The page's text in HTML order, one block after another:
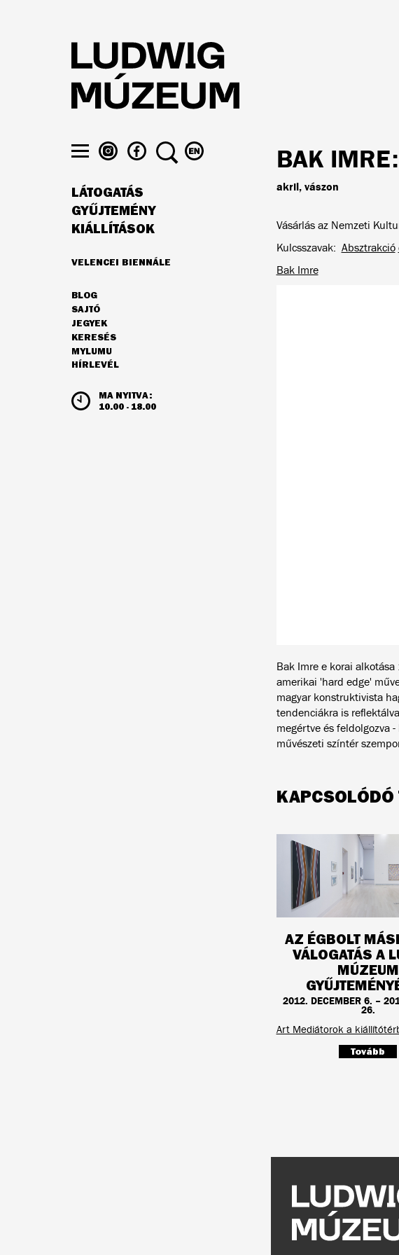
láthatósága
LUDWIG
MÚZEUM
INSTAGRAMON
LUDWIG
MÚZEUM
FACEBOOK-
ON
KERESÉSVÁLTÁS
ENGLISH
FŐ
NAVIGÁCIÓ
LÁTOGATÁS
GYŰJTEMÉNY
KIÁLLÍTÁSOK
VELENCEI BIENNÁLE
MÁSODLAGOS
NAVIGÁCIÓ
BLOG
SAJTÓ
JEGYEK
KERESÉS
MYLUMU
HÍRLEVÉL
MA NYITVA:
10.00 - 18.00
NYITVATARTÁS ÉS JEGYÁRAK
BAK IMRE
akril, vászon
Vásárlás az Nemzeti
Kulcsszavak
Absztrakció
Bak Imre
Bak Imre e korai
amerikai 'hard edge'
magyar konstruktivista
tendenciákra is
megértve és feldolgozva
művészeti színtér
KAPCSOLÓDÓ
AZ ÉGBOLT
VÁLOGATÁS A
MÚZEUM
2012. DECEMBER 6. –
26.
Art Mediátorok a
Tovább